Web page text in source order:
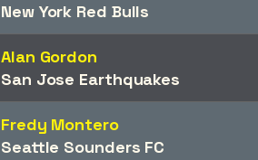
New York Red Bulls
Alan Gordon
San Jose Earthquakes
Fredy Montero
Seattle Sounders FC